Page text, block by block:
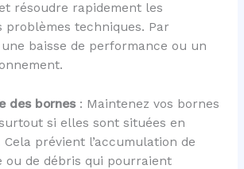
résoudre rapidement les
problèmes techniques. Par
baisse de performance ou un
des bornes: Maintenez vos bornes
si elles sont situées en
Cela prévient l’accumulation de
ou de débris qui pourraient